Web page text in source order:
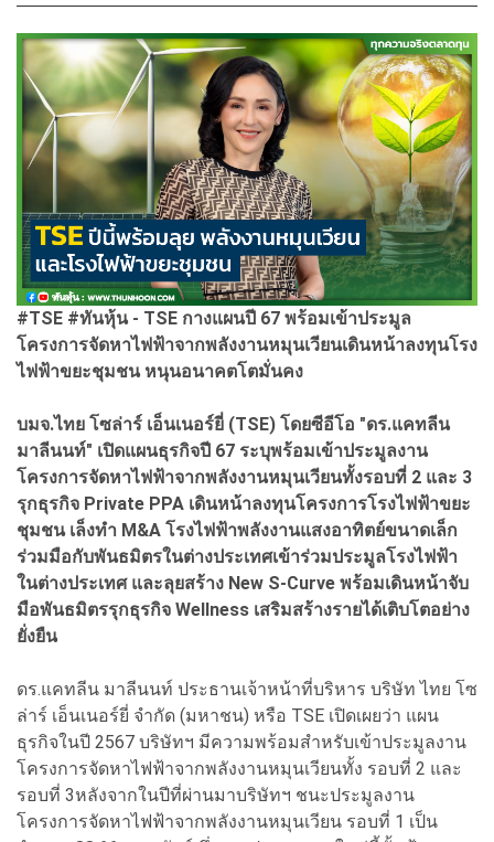
#TSE #ทันหุ้น - TSE กางแผนปี 67 พร้อมเข้าประมูล
โครงการจัดหาไฟฟ้าจากพลังงานหมุนเวียนเดินหน้าลงทุนโรง
ไฟฟ้าขยะชุมชน หนุนอนาคตโตมั่นคง
บมจ.ไทย โซล่าร์ เอ็นเนอร์ยี่ (TSE) โดยซีอีโอ "ดร.แคทลีน
มาลีนนท์" เปิดแผนธุรกิจปี 67 ระบุพร้อมเข้าประมูลงาน
โครงการจัดหาไฟฟ้าจากพลังงานหมุนเวียนทั้งรอบที่ 2 และ 3
รุกธุรกิจ Private PPA เดินหน้าลงทุนโครงการโรงไฟฟ้าขยะ
ชุมชน เล็งทำ M&A โรงไฟฟ้าพลังงานแสงอาทิตย์ขนาดเล็ก
ร่วมมือกับพันธมิตรในต่างประเทศเข้าร่วมประมูลโรงไฟฟ้า
ในต่างประเทศ และลุยสร้าง New S-Curve พร้อมเดินหน้าจับ
มือพันธมิตรรุกธุรกิจ Wellness เสริมสร้างรายได้เติบโตอย่าง
ยั่งยืน
ดร.แคทลีน มาลีนนท์ ประธานเจ้าหน้าที่บริหาร บริษัท ไทย โซ
ล่าร์ เอ็นเนอร์ยี่ จำกัด (มหาชน) หรือ TSE เปิดเผยว่า แผน
ธุรกิจในปี 2567 บริษัทฯ มีความพร้อมสำหรับเข้าประมูลงาน
โครงการจัดหาไฟฟ้าจากพลังงานหมุนเวียนทั้ง รอบที่ 2 และ
รอบที่ 3หลังจากในปีที่ผ่านมาบริษัทฯ ชนะประมูลงาน
โครงการจัดหาไฟฟ้าจากพลังงานหมุนเวียน รอบที่ 1 เป็น